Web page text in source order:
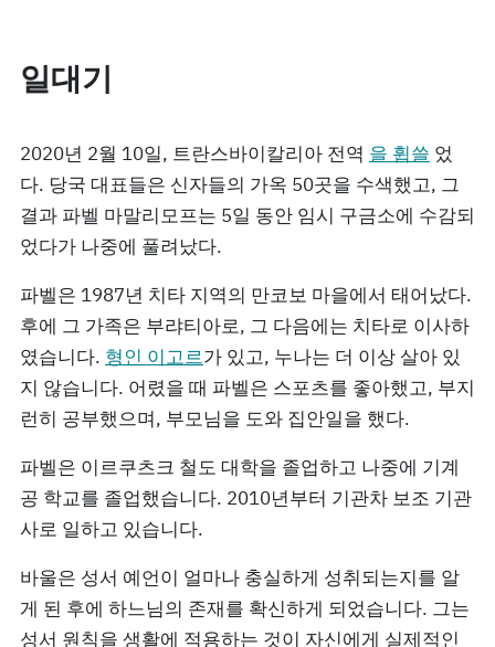
일대기
2020년 2월 10일, 트란스바이칼리아 전역 을 휩쓸 었
다. 당국 대표들은 신자들의 가옥 50곳을 수색했고, 그
결과 파벨 마말리모프는 5일 동안 임시 구금소에 수감되
었다가 나중에 풀려났다.
파벨은 1987년 치타 지역의 만코보 마을에서 태어났다.
후에 그 가족은 부랴티아로, 그 다음에는 치타로 이사하
였습니다. 형인 이고르가 있고, 누나는 더 이상 살아 있
지 않습니다. 어렸을 때 파벨은 스포츠를 좋아했고, 부지
런히 공부했으며, 부모님을 도와 집안일을 했다.
파벨은 이르쿠츠크 철도 대학을 졸업하고 나중에 기계
공 학교를 졸업했습니다. 2010년부터 기관차 보조 기관
사로 일하고 있습니다.
바울은 성서 예언이 얼마나 충실하게 성취되는지를 알
게 된 후에 하느님의 존재를 확신하게 되었습니다. 그는
성서 원칙을 생활에 적용하는 것이 자신에게 실제적인